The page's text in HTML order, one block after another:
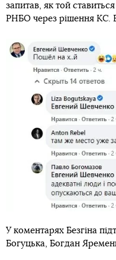
запитав, як той
РНБО через рішення КС.
У коментарях Безгіна
Богуцька, Богдан